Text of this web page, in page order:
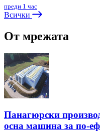
преди 1 час
Всички
От мрежата
Панагюрски
осна машина за по-